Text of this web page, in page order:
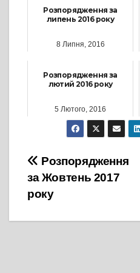
Розпорядження за
липень 2016 року
8 Липня, 2016
Розпорядження за
лютий 2016 року
5 Лютого, 2016
Навігація
записів
Розпорядження
за Жовтень 2017
року